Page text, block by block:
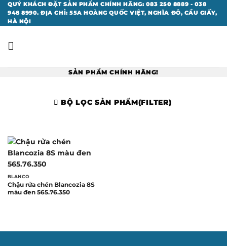
Bỏ
qua
nội
QUÝ KHÁCH ĐẶT SẢN PHẨM CHÍNH HÃNG: 083 250 8889 - 038
948 8990. ĐỊA CHỈ: 55A HOÀNG QUỐC VIỆT, NGHĨA ĐÔ, CẦU GIẤY,
HÀ NỘI
SẢN PHẨM CHÍNH HÃNG!
BỘ LỌC SẢN PHẨM(FILTER)
BLANCO
Chậu rửa chén Blancozia 8S
màu đen 565.76.350